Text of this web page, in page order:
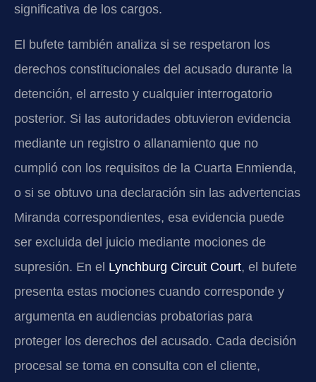
significativa de los cargos.
El bufete también analiza si se respetaron los
derechos constitucionales del acusado durante la
detención, el arresto y cualquier interrogatorio
posterior. Si las autoridades obtuvieron evidencia
mediante un registro o allanamiento que no
cumplió con los requisitos de la Cuarta Enmienda,
o si se obtuvo una declaración sin las advertencias
Miranda correspondientes, esa evidencia puede
ser excluida del juicio mediante mociones de
supresión. En el Lynchburg Circuit Court, el bufete
presenta estas mociones cuando corresponde y
argumenta en audiencias probatorias para
proteger los derechos del acusado. Cada decisión
procesal se toma en consulta con el cliente,